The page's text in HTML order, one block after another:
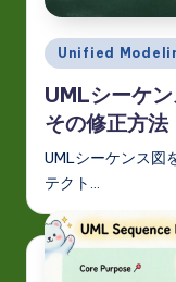
Posted
in
Unified
UMLシーケ
その修正方法
UMLシーケンス図
テクト…